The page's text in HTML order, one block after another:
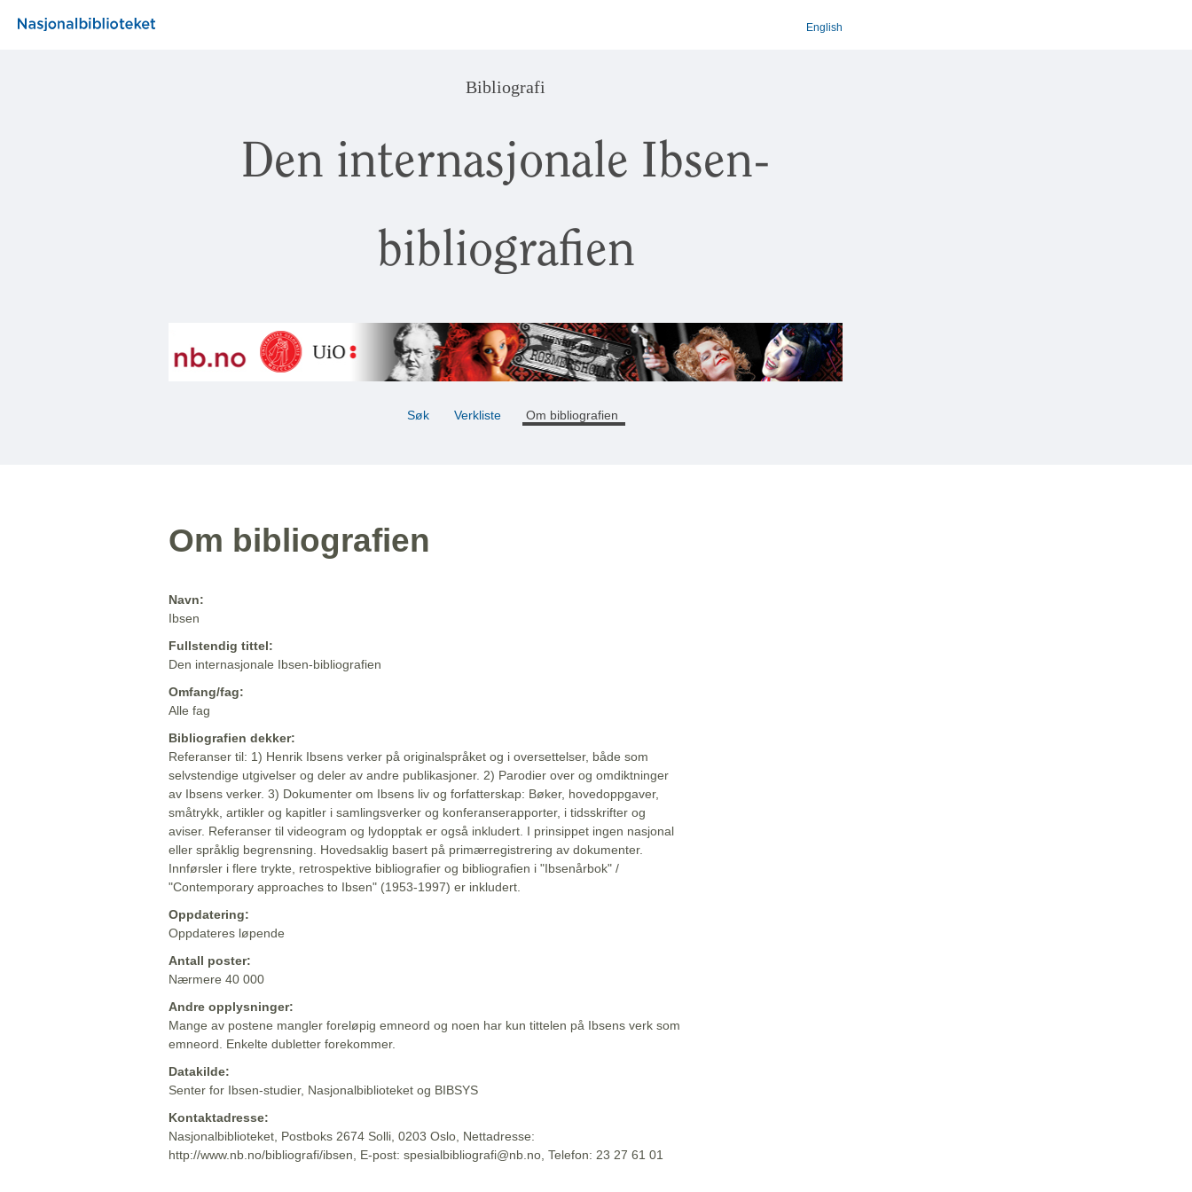
English
Bibliografi
Den internasjonale Ibsen-
bibliografien
Søk Verkliste Om bibliografien
Om bibliografien
Navn:
Ibsen
Fullstendig tittel:
Den internasjonale Ibsen-bibliografien
Omfang/fag:
Alle fag
Bibliografien dekker:
Referanser til: 1) Henrik Ibsens verker på originalspråket og i oversettelser, både som
selvstendige utgivelser og deler av andre publikasjoner. 2) Parodier over og omdiktninger
av Ibsens verker. 3) Dokumenter om Ibsens liv og forfatterskap: Bøker, hovedoppgaver,
småtrykk, artikler og kapitler i samlingsverker og konferanserapporter, i tidsskrifter og
aviser. Referanser til videogram og lydopptak er også inkludert. I prinsippet ingen nasjonal
eller språklig begrensning. Hovedsaklig basert på primærregistrering av dokumenter.
Innførsler i flere trykte, retrospektive bibliografier og bibliografien i "Ibsenårbok" /
"Contemporary approaches to Ibsen" (1953-1997) er inkludert.
Oppdatering:
Oppdateres løpende
Antall poster:
Nærmere 40 000
Andre opplysninger:
Mange av postene mangler foreløpig emneord og noen har kun tittelen på Ibsens verk som
emneord. Enkelte dubletter forekommer.
Datakilde:
Senter for Ibsen-studier, Nasjonalbiblioteket og BIBSYS
Kontaktadresse:
Nasjonalbiblioteket, Postboks 2674 Solli, 0203 Oslo, Nettadresse:
http://www.nb.no/bibliografi/ibsen, E-post: spesialbibliografi@nb.no, Telefon: 23 27 61 01